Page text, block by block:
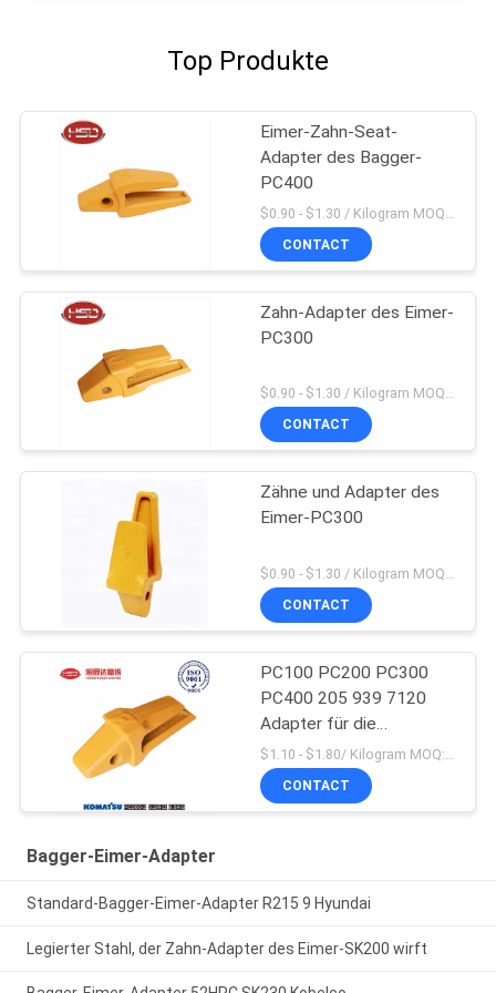
Top Produkte
Eimer-Zahn-Seat-
Adapter des Bagger-
PC400
CONTACT
Zahn-Adapter des Eimer-
PC300
$0.90 - $1.30 / Kilogram MOQ:200 Kilogramm/Kilogramm
CONTACT
Zähne und Adapter des
Eimer-PC300
$0.90 - $1.30 / Kilogram MOQ:200 Kilogramm/Kilogramm
CONTACT
PC100 PC200 PC300
PC400 205 939 7120
Adapter für die
Bergbauindustrie
CONTACT
Bagger-Eimer-Adapter
Standard-Bagger-Eimer-Adapter R215 9 Hyundai
Legierter Stahl, der Zahn-Adapter des Eimer-SK200 wirft